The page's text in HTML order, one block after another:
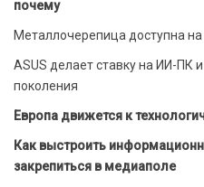
почему
Металлочерепица доступна
ASUS делает ставку на ИИ-ПК
поколения
Европа движется к
Как выстроить
закрепиться в медиаполе